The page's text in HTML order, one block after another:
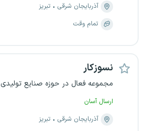
آذربایجان شرقی
تبریز
تمام وقت
نسوزکار
مجموعه فعال در حوزه صنایع تولیدی
ارسال آسان
آذربایجان شرقی
تبریز